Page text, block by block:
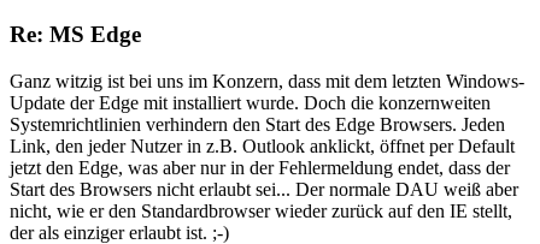
Re: MS Edge
Ganz witzig ist bei uns im Konzern, dass mit dem letzten Windows-
Update der Edge mit installiert wurde. Doch die konzernweiten
Systemrichtlinien verhindern den Start des Edge Browsers. Jeden
Link, den jeder Nutzer in z.B. Outlook anklickt, öffnet per Default
jetzt den Edge, was aber nur in der Fehlermeldung endet, dass der
Start des Browsers nicht erlaubt sei... Der normale DAU weiß aber
nicht, wie er den Standardbrowser wieder zurück auf den IE stellt,
der als einziger erlaubt ist. ;-)